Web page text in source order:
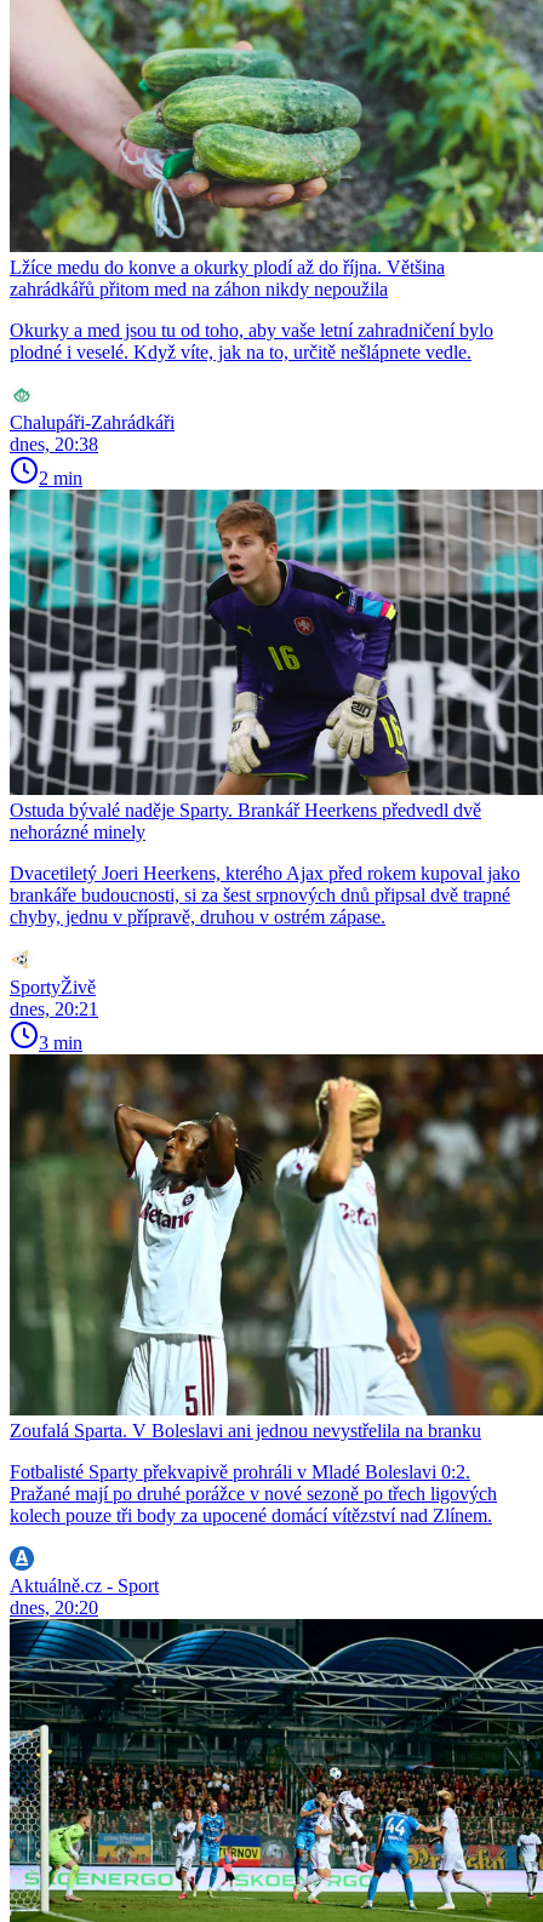
Lžíce medu do konve a okurky plodí až do října. Většina
zahrádkářů přitom med na záhon nikdy nepoužila
Okurky a med jsou tu od toho, aby vaše letní zahradničení bylo
plodné i veselé. Když víte, jak na to, určitě nešlápnete vedle.
Chalupáři-Zahrádkáři
dnes, 20:38
2 min
Ostuda bývalé naděje Sparty. Brankář Heerkens předvedl dvě
nehorázné minely
Dvacetiletý Joeri Heerkens, kterého Ajax před rokem kupoval jako
brankáře budoucnosti, si za šest srpnových dnů připsal dvě trapné
chyby, jednu v přípravě, druhou v ostrém zápase.
SportyŽivě
dnes, 20:21
3 min
Zoufalá Sparta. V Boleslavi ani jednou nevystřelila na branku
Fotbalisté Sparty překvapivě prohráli v Mladé Boleslavi 0:2.
Pražané mají po druhé porážce v nové sezoně po třech ligových
kolech pouze tři body za upocené domácí vítězství nad Zlínem.
Aktuálně.cz - Sport
dnes, 20:20